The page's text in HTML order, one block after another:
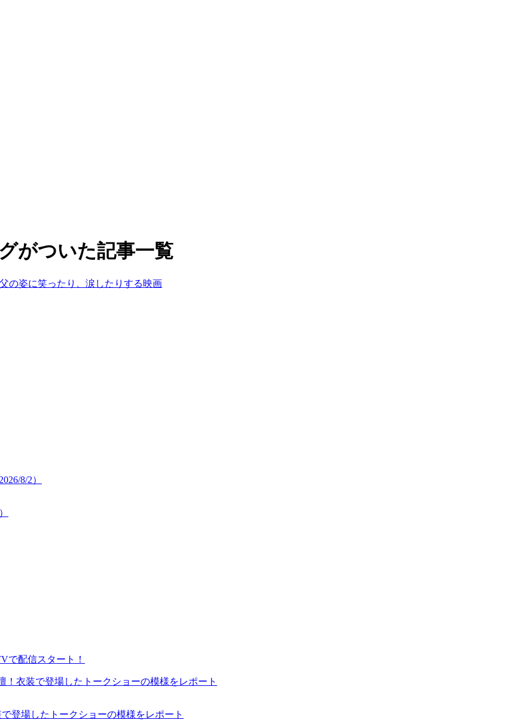
がついた記事一覧
の姿に笑ったり、涙したりする映画
で配信スタート！
登場したトークショーの模様をレポート